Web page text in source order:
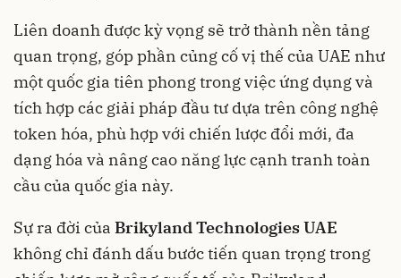
Liên doanh được kỳ vọng sẽ trở thành nền tảng
quan trọng, góp phần củng cố vị thế của UAE như
một quốc gia tiên phong trong việc ứng dụng và
tích hợp các giải pháp đầu tư dựa trên công nghệ
token hóa, phù hợp với chiến lược đổi mới, đa
dạng hóa và nâng cao năng lực cạnh tranh toàn
cầu của quốc gia này.
Sự ra đời của Brikyland Technologies UAE
không chỉ đánh dấu bước tiến quan trọng trong